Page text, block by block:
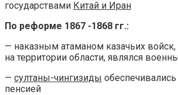
государствами Китай и Иран
По реформе 1867 -1868 гг.:
— наказным атаманом казачьих
на территории области, являлся
— султаны-чингизиды
пенсией